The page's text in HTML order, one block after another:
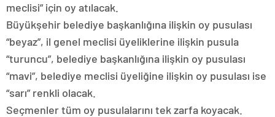
meclisi” için oy atılacak.
Büyükşehir belediye başkanlığına ilişkin oy pusulası
“beyaz”, il genel meclisi üyeliklerine ilişkin pusula
“turuncu”, belediye başkanlığına ilişkin oy pusulası
“mavi”, belediye meclisi üyeliğine ilişkin oy pusulası ise
“sarı” renkli olacak.
Seçmenler tüm oy pusulalarını tek zarfa koyacak.